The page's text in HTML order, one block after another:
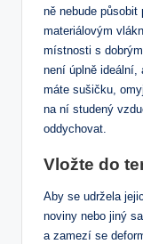
ně nebude
materiálovým
místnosti s
není úplně ideální,
máte sušičku,
na ní studený
oddychovat.
Vložte do
Aby se udržela
noviny nebo jiný
a zamezí se